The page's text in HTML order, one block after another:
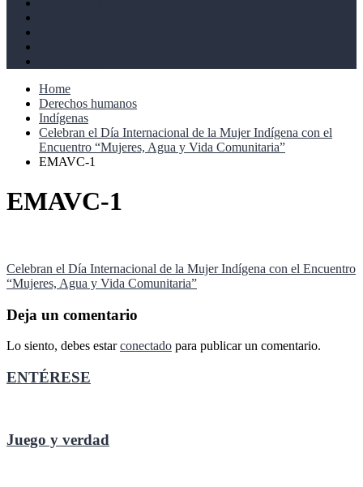
Home
Derechos humanos
Indígenas
Celebran el Día Internacional de la Mujer Indígena con el
Encuentro “Mujeres, Agua y Vida Comunitaria”
EMAVC-1
EMAVC-1
Navegación
de
entradas
Celebran el Día Internacional de la Mujer Indígena con el Encuentro
“Mujeres, Agua y Vida Comunitaria”
Deja un comentario
Lo siento, debes estarconectado para publicar un comentario.
ENTÉRESE
Juego y verdad